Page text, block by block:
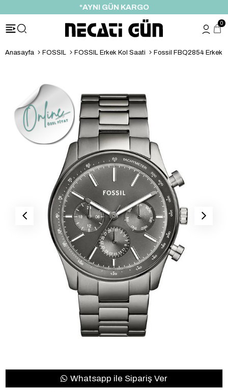
*HEDİYE PAKETİ & NOTU
0
Anasayfa FOSSIL FOSSIL Erkek Kol Saati Fossil FBQ2854 Erkek
Whatsapp ile Sipariş Ver